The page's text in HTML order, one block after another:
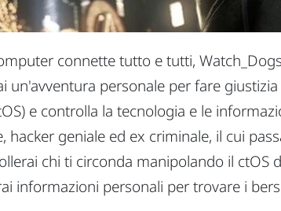
connette tutto e tutti,
personale per fare
e controlla la tecnologia e le
hacker geniale ed ex criminale, il cui
chi ti circonda manipolando il ctOS
informazioni personali per trovare i